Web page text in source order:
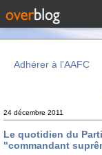
Adhérer à l'AAFC
24 décembre 2011
Le quotidien du
"commandant